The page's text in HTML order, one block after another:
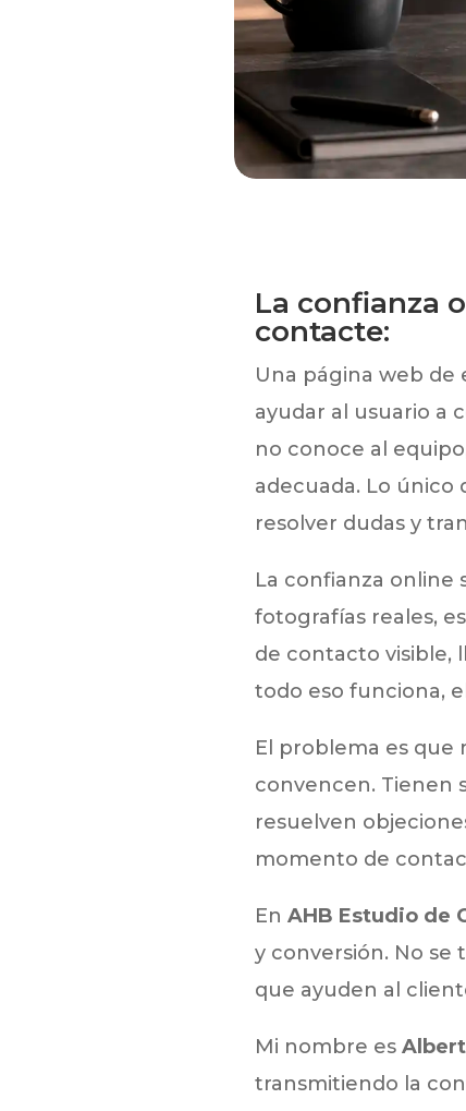
La confianza
contacte:
Una página web de
ayudar al usuario a
no conoce al
adecuada. Lo
resolver dudas y
La confianza online
fotografías reales,
de contacto visible,
todo eso funciona,
El problema es que
convencen. Tienen
resuelven
momento de
En AHB Estudio de
y conversión. No se
que ayuden al
Mi nombre es
transmitiendo la